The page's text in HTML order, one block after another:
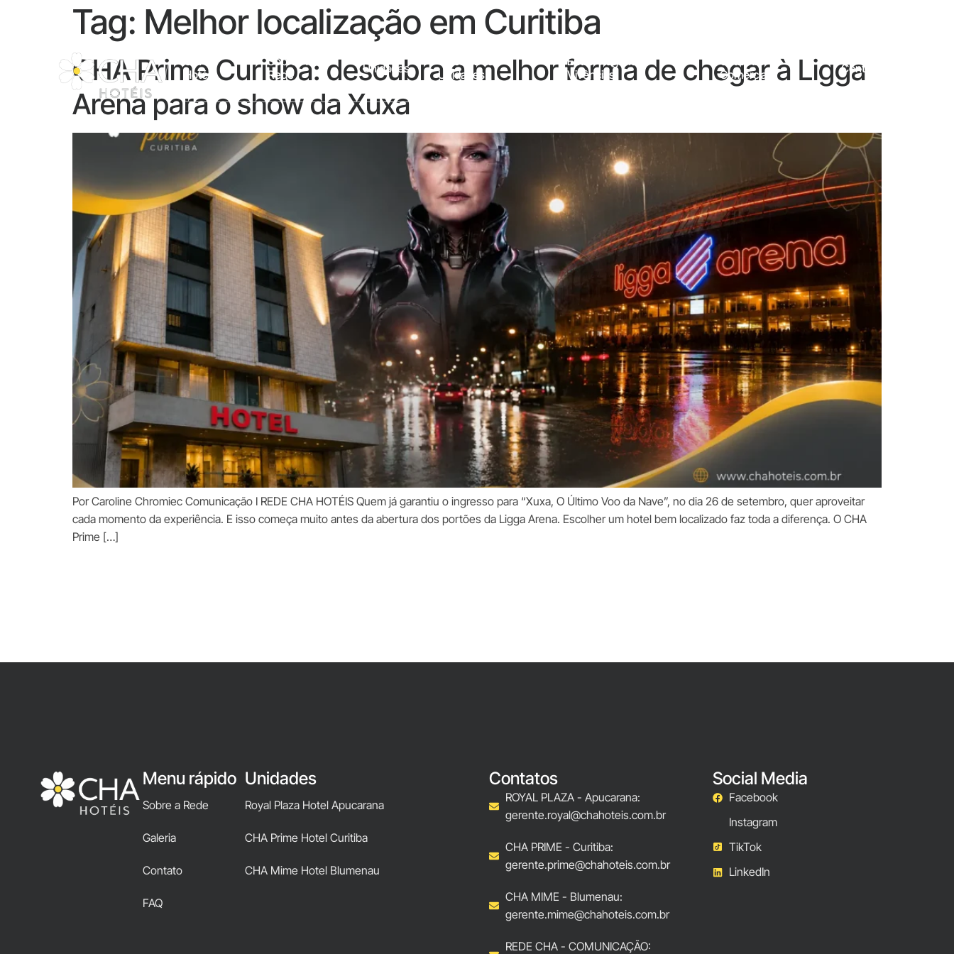
CHA
Hotéis
Sobre A
Rede
Unidades
Galeria Das
Unidades
Entre Viagens E
Vivências
Cadastro
Comercial
Contato
Tag: Melhor localização em Curitiba
CHA Prime Curitiba: descubra a melhor forma de chegar à Ligga
Arena para o show da Xuxa
Por Caroline Chromiec Comunicação I REDE CHA HOTÉIS Quem já garantiu o ingresso para “Xuxa, O Último Voo da Nave”, no dia 26 de setembro, quer aproveitar
cada momento da experiência. E isso começa muito antes da abertura dos portões da Ligga Arena. Escolher um hotel bem localizado faz toda a diferença. O CHA
Prime […]
Menu rápido
Sobre a Rede
Galeria
Contato
FAQ
Unidades
Royal Plaza Hotel Apucarana
CHA Prime Hotel Curitiba
CHA Mime Hotel Blumenau
Contatos
ROYAL PLAZA - Apucarana:
gerente.royal@chahoteis.com.br
CHA PRIME - Curitiba:
gerente.prime@chahoteis.com.br
CHA MIME - Blumenau:
gerente.mime@chahoteis.com.br
REDE CHA - COMUNICAÇÃO:
Social Media
Facebook
Instagram
TikTok
LinkedIn